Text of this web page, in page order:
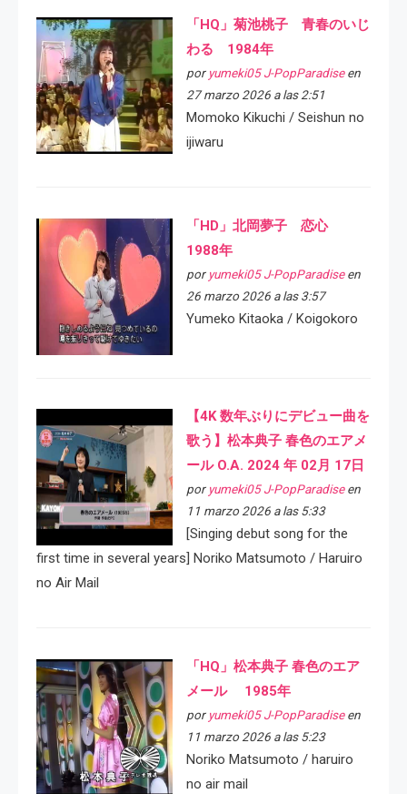
「HQ」菊池桃子 青春のいじ
わる 1984年
por yumeki05 J-PopParadiseen
27 marzo 2026 a las 2:51
Momoko Kikuchi / Seishun no
ijiwaru
「HD」北岡夢子 恋心
1988年
por yumeki05 J-PopParadiseen
26 marzo 2026 a las 3:57
Yumeko Kitaoka / Koigokoro
【4K 数年ぶりにデビュー曲を
歌う】松本典子 春色のエアメ
ール O.A. 2024 年 02月 17日
por yumeki05 J-PopParadiseen
11 marzo 2026 a las 5:33
[Singing debut song for the
first time in several years] Noriko Matsumoto / Haruiro
no Air Mail
「HQ」松本典子 春色のエア
メール 1985年
por yumeki05 J-PopParadiseen
11 marzo 2026 a las 5:23
Noriko Matsumoto / haruiro
no air mail